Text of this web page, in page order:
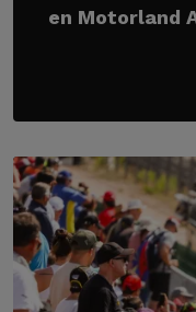
en Motorland